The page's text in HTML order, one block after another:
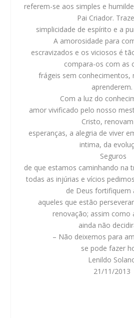
referem-se aos simples e
Pai Criador.
simplicidade de espírito e a
A amorosidade para
escravizados e os viciosos é
compara-os com as
frágeis sem conhecimentos,
aprenderem.
Com a luz do
amor vivificado pelo nosso
Cristo,
esperanças, a alegria de viver
intima, da
Seguros
de que estamos caminhando na
todas as injúrias e vícios
de Deus fortifiquem
aqueles que estão
renovação; assim como
ainda não
– Não deixemos para
se pode fazer
Lenildo
21/11/2013